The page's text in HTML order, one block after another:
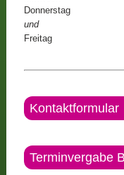
Donnerstag
und
Freitag
Kontaktformular
Terminvergabe